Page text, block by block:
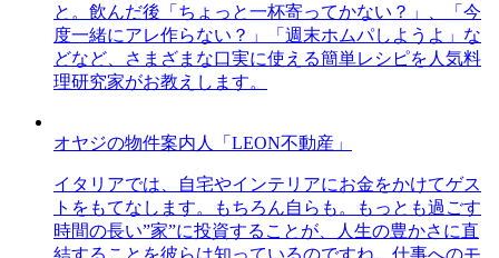
と。飲んだ後「ちょっと一杯寄ってかない？」、「今
度一緒にアレ作らない？」「週末ホムパしようよ」な
どなど、さまざまな口実に使える簡単レシピを人気料
理研究家がお教えします。
オヤジの物件案内人「LEON不動産」
イタリアでは、自宅やインテリアにお金をかけてゲス
トをもてなします。もちろん自らも。もっとも過ごす
時間の長い”家”に投資することが、人生の豊かさに直